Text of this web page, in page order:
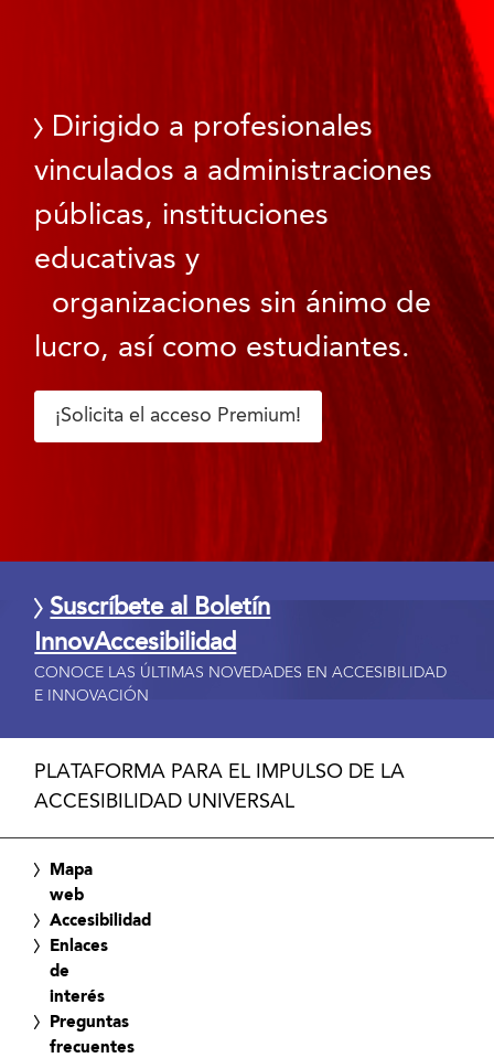
Dirigido a profesionales
vinculados a administraciones
públicas, instituciones
educativas y
organizaciones sin ánimo de
lucro, así como estudiantes.
¡Solicita el acceso Premium!
Suscríbete al Boletín
InnovAccesibilidad
CONOCE LAS ÚLTIMAS NOVEDADES EN ACCESIBILIDAD
E INNOVACIÓN
PLATAFORMA PARA EL IMPULSO DE LA
ACCESIBILIDAD UNIVERSAL
Mapa
web
Accesibilidad
Enlaces
de
interés
Preguntas
frecuentes